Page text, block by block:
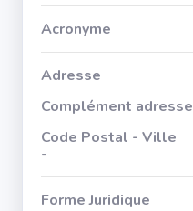
Acronyme
Adresse
Complément adresse
Code Postal - Ville
-
Forme Juridique